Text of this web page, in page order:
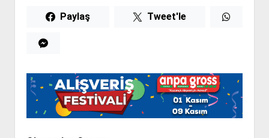
Paylaş Tweet'le